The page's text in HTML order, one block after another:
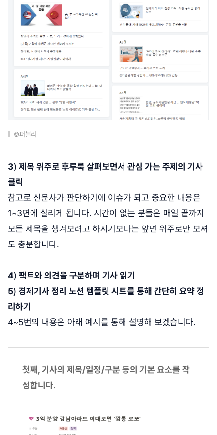
©퍼블리
3) 제목 위주로 후루룩 살펴보면서 관심 가는 주제의 기사
클릭
참고로 신문사가 판단하기에 이슈가 되고 중요한 내용은
1~3면에 실리게 됩니다. 시간이 없는 분들은 매일 끝까지
모든 제목을 챙겨보려고 하시기보다는 앞면 위주로만 보셔
도 충분합니다.
4) 팩트와 의견을 구분하며 기사 읽기
5) 경제기사 정리 노션 템플릿 시트를 통해 간단히 요약 정
리하기
4~5번의 내용은 아래 예시를 통해 설명해 보겠습니다.
첫째, 기사의 제목/일정/구분 등의 기본 요소를 작
성합니다.